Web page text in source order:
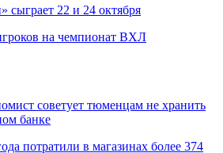
сыграет 22 и 24 октября
на чемпионат ВХЛ
советует тюменцам не хранить
банке
потратили в магазинах более 374